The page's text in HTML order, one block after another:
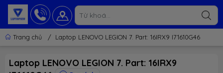
Trang chủ / Laptop LENOVO LEGION 7. Part: 16IRX9 I71610G46
Laptop LENOVO LEGION 7. Part: 16IRX9